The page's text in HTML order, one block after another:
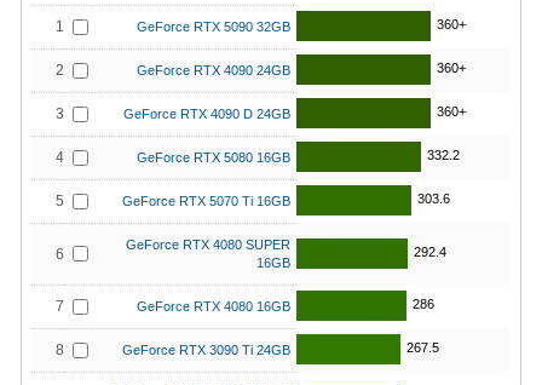
1 GeForce RTX 5090 32GB 360+
2 GeForce RTX 4090 24GB 360+
3 GeForce RTX 4090 D 24GB 360+
4 GeForce RTX 5080 16GB 332.2
5 GeForce RTX 5070 Ti 16GB 303.6
6
GeForce RTX 4080 SUPER
16GB
292.4
7 GeForce RTX 4080 16GB 286
8 GeForce RTX 3090 Ti 24GB 267.5